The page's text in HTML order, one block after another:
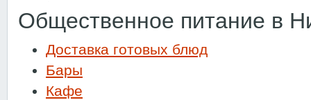
Общественное питание в
Доставка готовых блюд
Бары
Кафе